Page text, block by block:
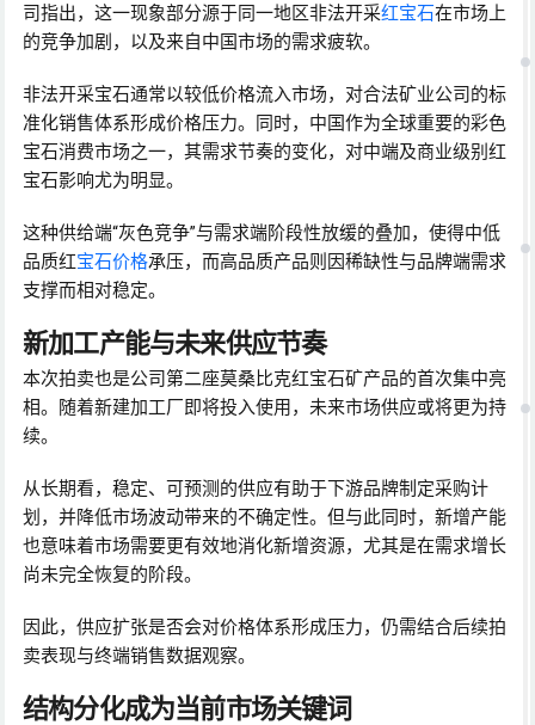
司指出，这一现象部分源于同一地区非法开采红宝石在市场上
的竞争加剧，以及来自中国市场的需求疲软。
非法开采宝石通常以较低价格流入市场，对合法矿业公司的标
准化销售体系形成价格压力。同时，中国作为全球重要的彩色
宝石消费市场之一，其需求节奏的变化，对中端及商业级别红
宝石影响尤为明显。
这种供给端“灰色竞争”与需求端阶段性放缓的叠加，使得中低
品质红宝石价格承压，而高品质产品则因稀缺性与品牌端需求
支撑而相对稳定。
新加工产能与未来供应节奏
本次拍卖也是公司第二座莫桑比克红宝石矿产品的首次集中亮
相。随着新建加工厂即将投入使用，未来市场供应或将更为持
续。
从长期看，稳定、可预测的供应有助于下游品牌制定采购计
划，并降低市场波动带来的不确定性。但与此同时，新增产能
也意味着市场需要更有效地消化新增资源，尤其是在需求增长
尚未完全恢复的阶段。
因此，供应扩张是否会对价格体系形成压力，仍需结合后续拍
卖表现与终端销售数据观察。
结构分化成为当前市场关键词